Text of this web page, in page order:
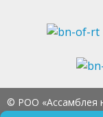
© РОО «Ассамблея